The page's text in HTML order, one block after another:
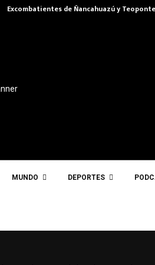
Excombatientes de Ñancahuazú y Teoponte
MUNDO DEPORTES